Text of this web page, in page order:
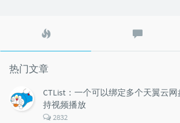
文
评
热门文章
CTList：一个可以绑定多个天翼云
持视频播放
评
2832